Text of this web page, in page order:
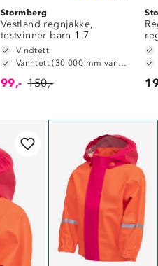
Stormberg
Vestland regnjakke,
testvinner barn 1-7
Vindtett
Vanntett (30 000 mm vannsøyle)
99,- 150,-